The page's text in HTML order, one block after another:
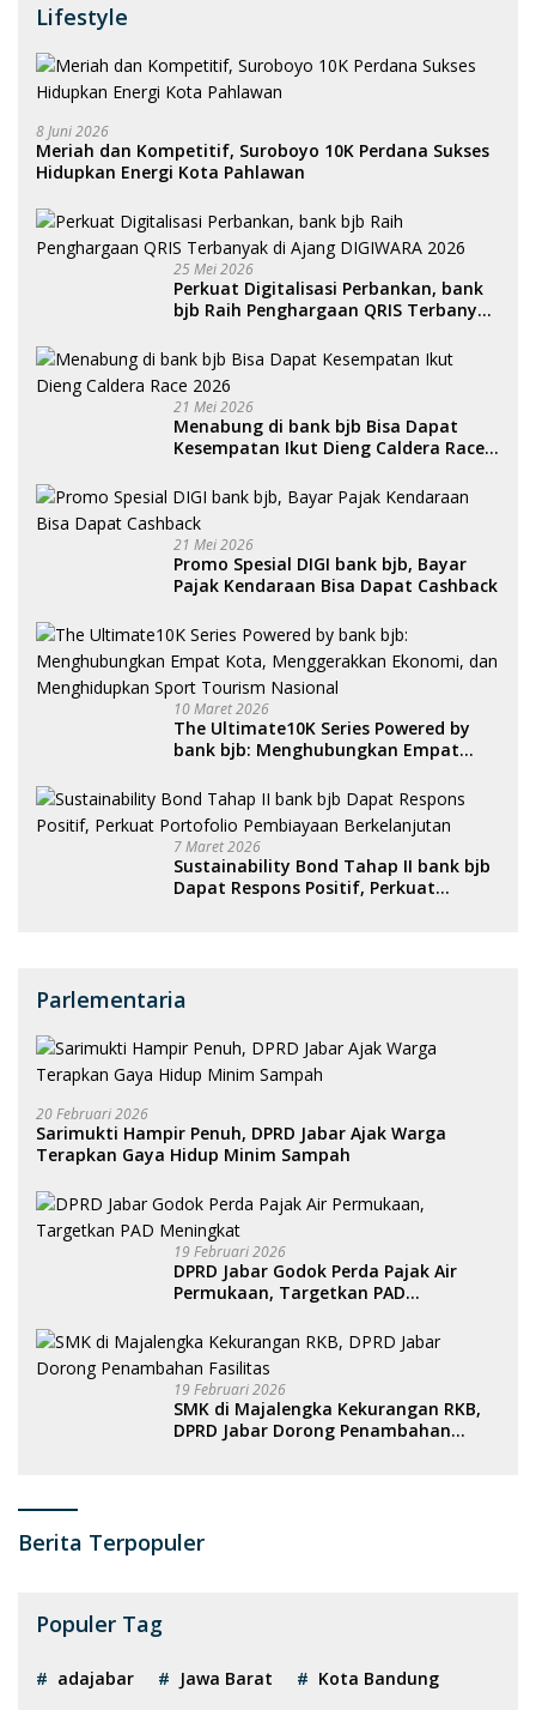
Lifestyle
8 Juni 2026
Meriah dan Kompetitif, Suroboyo 10K Perdana Sukses
Hidupkan Energi Kota Pahlawan
25 Mei 2026
Perkuat Digitalisasi Perbankan, bank
bjb Raih Penghargaan QRIS Terbanyak
21 Mei 2026
Menabung di bank bjb Bisa Dapat
Kesempatan Ikut Dieng Caldera Race
21 Mei 2026
Promo Spesial DIGI bank bjb, Bayar
Pajak Kendaraan Bisa Dapat Cashback
10 Maret 2026
The Ultimate10K Series Powered by
bank bjb: Menghubungkan Empat
Menghidupkan Sport Tourism
Nasional
7 Maret 2026
Sustainability Bond Tahap II bank bjb
Dapat Respons Positif, Perkuat
Parlementaria
20 Februari 2026
Sarimukti Hampir Penuh, DPRD Jabar Ajak Warga
Terapkan Gaya Hidup Minim Sampah
19 Februari 2026
DPRD Jabar Godok Perda Pajak Air
Permukaan, Targetkan PAD
19 Februari 2026
SMK di Majalengka Kekurangan RKB,
DPRD Jabar Dorong Penambahan
Berita Terpopuler
Populer Tag
adajabar Jawa Barat Kota Bandung